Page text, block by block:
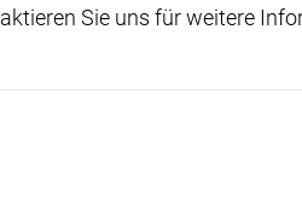
Sie uns für weitere